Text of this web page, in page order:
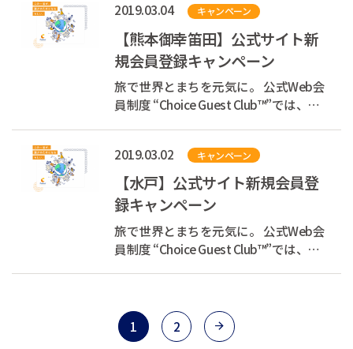
に、世界とまちを元気にできる、そん
な素敵な循環をつくります。 現在、会
員登録キャンペーン...
2019.03.04 キャンペーン
【熊本御幸笛田】公式サイト新
規会員登録キャンペーン
旅で世界とまちを元気に。 公式Web会
員制度 “Choice Guest Club™”では、お
に、世界とまちを元気にできる、そん
な素敵な循環をつくります。 現在、会
員登録キャンペーン...
2019.03.02 キャンペーン
【水戸】公式サイト新規会員登
録キャンペーン
旅で世界とまちを元気に。 公式Web会
員制度 “Choice Guest Club™”では、お
な素敵な循環をつくります。 現在、会
員登録キャンペーン...
1 2